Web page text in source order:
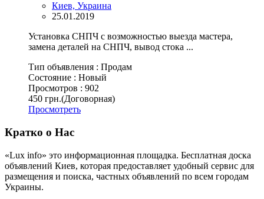
Киев, Украина
25.01.2019
Установка СНПЧ с возможностью выезда мастера,
замена деталей на СНПЧ, вывод стока ...
Тип объявления : Продам
Состояние : Новый
Просмотров : 902
450 грн.(Договорная)
Просмотреть
Кратко о Нас
«Lux info» это информационная площадка. Бесплатная доска
объявлений Киев, которая предоставляет удобный сервис для
размещения и поиска, частных объявлений по всем городам
Украины.